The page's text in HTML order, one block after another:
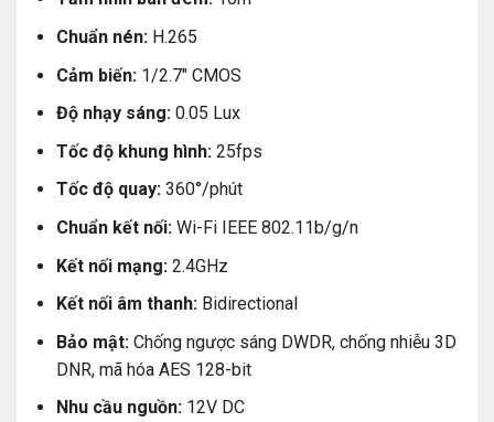
Trong những năm tiếp theo, EZVIZ liên tục phát triển và
nhiều dòng sản phẩm mới, bao gồm camera an ninh
ngoài trời, camera an ninh trong nhà, camera hành trình,
tạo (AI) vào các sản phẩm của mình, giúp nâng cao khả
năng bảo vệ và tiện ích cho người dùng.
Năm 2016, EZVIZ chính thức trở thành công ty con của
Hikvision.
lãnh thổ trên thế giới, với hơn 100 triệu khách hàng. Công
ty đã nhận được nhiều giải thưởng danh giá, bao gồm
giải Red Dot, giải CES Innovation Awards, giải iF
Chuẩn nén:H.265
Cảm biến:1/2.7″ CMOS
Độ nhạy sáng:0.05 Lux
Tốc độ khung hình:25fps
Tốc độ quay:360°/phút
Chuẩn kết nối:Wi-Fi IEEE 802.11b/g/n
Kết nối mạng:2.4GHz
Kết nối âm thanh:Bidirectional
Bảo mật:Chống ngược sáng DWDR, chống nhiễu 3D
DNR, mã hóa AES 128-bit
Nhu cầu nguồn:12V DC